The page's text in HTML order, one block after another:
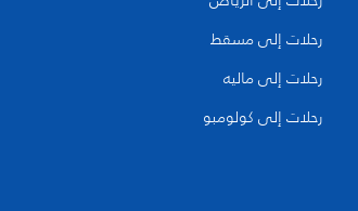
رحلات إلى مسقط
رحلات إلى ماليه
رحلات إلى كولومبو